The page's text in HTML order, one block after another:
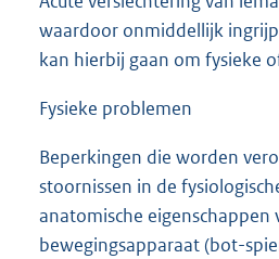
waardoor onmiddellijk
kan hierbij gaan om fysieke
Fysieke problemen
Beperkingen die worden
stoornissen in de
anatomische
bewegingsapparaat (bot-